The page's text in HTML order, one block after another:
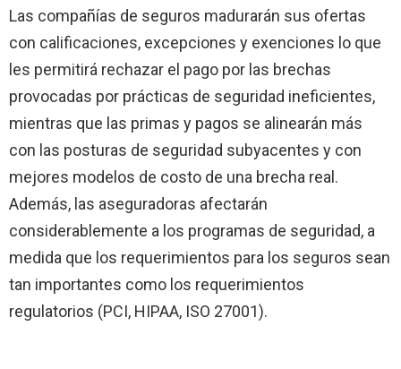
Las compañías de seguros madurarán sus ofertas
con calificaciones, excepciones y exenciones lo que
les permitirá rechazar el pago por las brechas
provocadas por prácticas de seguridad ineficientes,
mientras que las primas y pagos se alinearán más
con las posturas de seguridad subyacentes y con
mejores modelos de costo de una brecha real.
Además, las aseguradoras afectarán
considerablemente a los programas de seguridad, a
medida que los requerimientos para los seguros sean
tan importantes como los requerimientos
regulatorios (PCI, HIPAA, ISO 27001).